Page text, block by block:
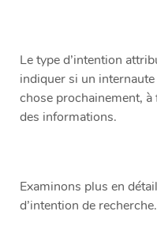
Le type d’intention
indiquer si un
chose prochainement,
des informations.
Examinons plus en
d’intention de recherche.